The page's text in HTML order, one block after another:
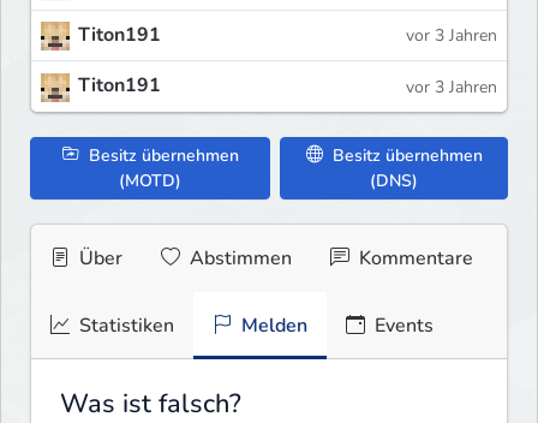
Titon191 vor 3 Jahren
Titon191 vor 3 Jahren
Besitz übernehmen
(MOTD)
Besitz übernehmen
(DNS)
Über Abstimmen Kommentare
Statistiken Melden Events
Was ist falsch?